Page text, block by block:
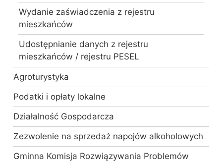
Wydanie zaświadczenia z rejestru
mieszkańców
Udostępnianie danych z rejestru
mieszkańców / rejestru PESEL
Agroturystyka
Podatki i opłaty lokalne
Działalność Gospodarcza
Zezwolenie na sprzedaż napojów alkoholowych
Gminna Komisja Rozwiązywania Problemów